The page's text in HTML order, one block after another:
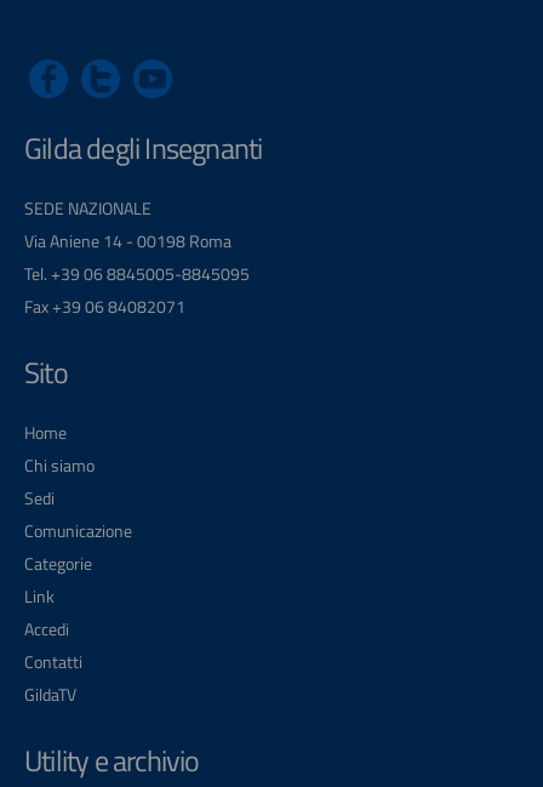
Gilda degli Insegnanti
SEDE NAZIONALE
Via Aniene 14 - 00198 Roma
Tel. +39 06 8845005-8845095
Fax +39 06 84082071
Sito
Home
Chi siamo
Sedi
Comunicazione
Categorie
Link
Accedi
Contatti
GildaTV
Utility e archivio